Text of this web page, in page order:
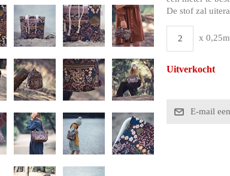
De stof zal
x 0,25m
Uitverkocht